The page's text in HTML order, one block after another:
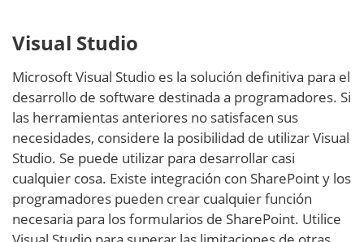
Visual Studio
Microsoft Visual Studio es la solución definitiva para el
desarrollo de software destinada a programadores. Si
las herramientas anteriores no satisfacen sus
necesidades, considere la posibilidad de utilizar Visual
Studio. Se puede utilizar para desarrollar casi
cualquier cosa. Existe integración con SharePoint y los
programadores pueden crear cualquier función
necesaria para los formularios de SharePoint. Utilice